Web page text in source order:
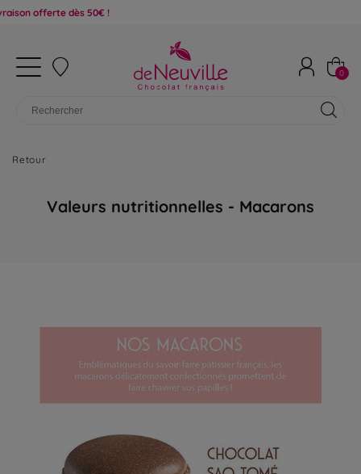
50€ !
0
Retour
Valeurs nutritionnelles - Macarons